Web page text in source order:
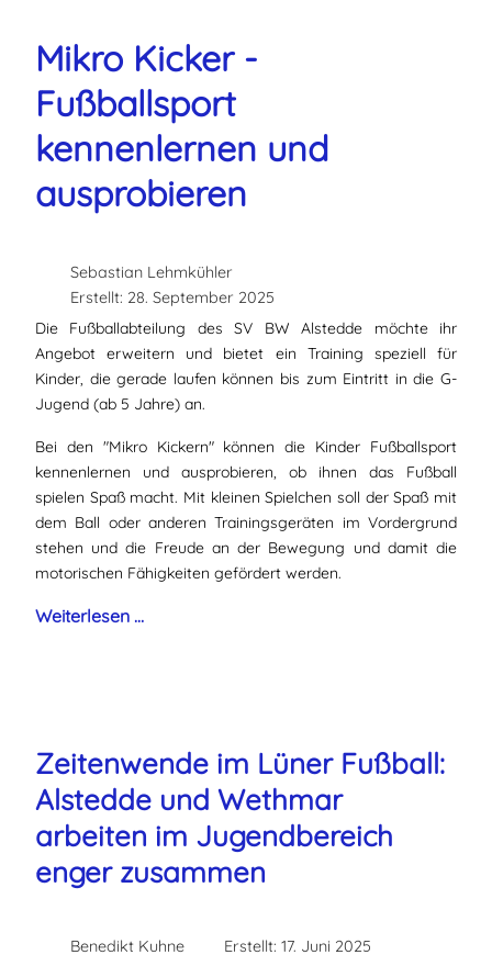
Mikro Kicker -
Fußballsport
kennenlernen und
ausprobieren
Sebastian Lehmkühler
Erstellt: 28. September 2025
Die Fußballabteilung des SV BW Alstedde möchte ihr
Angebot erweitern und bietet ein Training speziell für
Kinder, die gerade laufen können bis zum Eintritt in die G-
Jugend (ab 5 Jahre) an.
Bei den "Mikro Kickern" können die Kinder Fußballsport
kennenlernen und ausprobieren, ob ihnen das Fußball
spielen Spaß macht. Mit kleinen Spielchen soll der Spaß mit
dem Ball oder anderen Trainingsgeräten im Vordergrund
stehen und die Freude an der Bewegung und damit die
motorischen Fähigkeiten gefördert werden.
Weiterlesen …
Zeitenwende im Lüner Fußball:
Alstedde und Wethmar
arbeiten im Jugendbereich
enger zusammen
Benedikt Kuhne Erstellt: 17. Juni 2025